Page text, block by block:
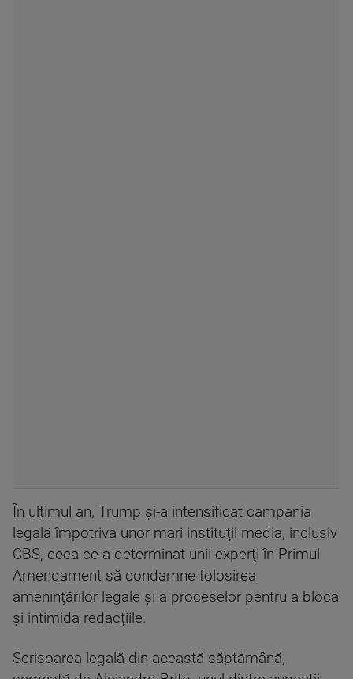
În ultimul an, Trump şi-a intensificat campania
legală împotriva unor mari instituţii media, inclusiv
CBS, ceea ce a determinat unii experţi în Primul
Amendament să condamne folosirea
ameninţărilor legale şi a proceselor pentru a bloca
şi intimida redacţiile.
Scrisoarea legală din această săptămână,